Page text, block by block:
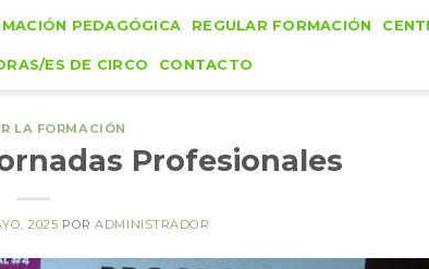
PEDAGÓGICA REGULAR FORMACIÓN
ES DE CIRCO CONTACTO
LA FORMACIÓN
Profesionales
2025 PORADMINISTRADOR